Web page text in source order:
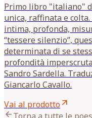
Primo libro "italiano"
unica, raffinata e
intima, profonda,
“tessere silenzio”,
determinata di se
profondità
Sandro Sardella.
Giancarlo Cavallo.
Vai al prodottoarrow_outward
arrow_backTorna a tutte le